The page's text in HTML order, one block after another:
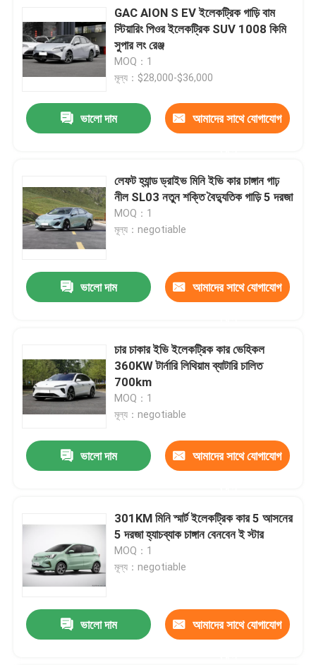
GAC AION S EV ইলেকট্রিক গাড়ি বাম
স্টিয়ারিং পিওর ইলেকট্রিক SUV 1008 কিমি
সুপার লং রেঞ্জ
MOQ：1
মূল্য：$28,000-$36,000
ভালো দাম আমাদের সাথে যোগাযোগ
লেফট হ্যান্ড ড্রাইভ মিনি ইভি কার চাঙ্গান গাঢ়
নীল SL03 নতুন শক্তি বৈদ্যুতিক গাড়ি 5 দরজা
MOQ：1
মূল্য：negotiable
ভালো দাম আমাদের সাথে যোগাযোগ
চার চাকার ইভি ইলেকট্রিক কার ভেহিকল
360KW টার্নারি লিথিয়াম ব্যাটারি চালিত
700km
MOQ：1
মূল্য：negotiable
ভালো দাম আমাদের সাথে যোগাযোগ
301KM মিনি স্মার্ট ইলেকট্রিক কার 5 আসনের
5 দরজা হ্যাচব্যাক চাঙ্গান বেনবেন ই স্টার
MOQ：1
মূল্য：negotiable
ভালো দাম আমাদের সাথে যোগাযোগ